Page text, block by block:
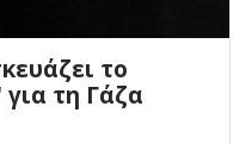
το
τη Γάζα